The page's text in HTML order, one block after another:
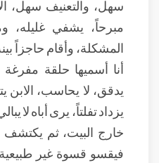
سهل، والتعنيف
مبرحاً، يشفي غليله،
المشكلة، وأقام حاجزاً
أنا أسميها حلقة مفرغة
يدقق، لا يحاسب، الابن
يزداد تفلتاً، يرى أباه لا
خارج البيت، ثم يكتشف
فيقسو قسوة غير